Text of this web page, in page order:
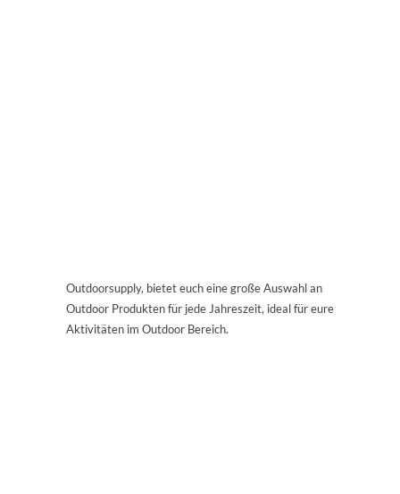
Outdoorsupply, bietet euch eine große Auswahl an
Outdoor Produkten für jede Jahreszeit, ideal für eure
Aktivitäten im Outdoor Bereich.